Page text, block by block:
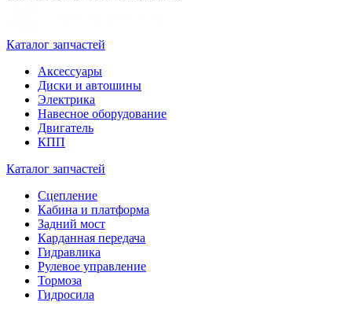
Каталог запчастей
Аксессуары
Диски и автошины
Электрика
Навесное оборудование
Двигатель
КПП
Каталог запчастей
Сцепление
Кабина и платформа
Задний мост
Карданная передача
Гидравлика
Рулевое управление
Тормоза
Гидросила